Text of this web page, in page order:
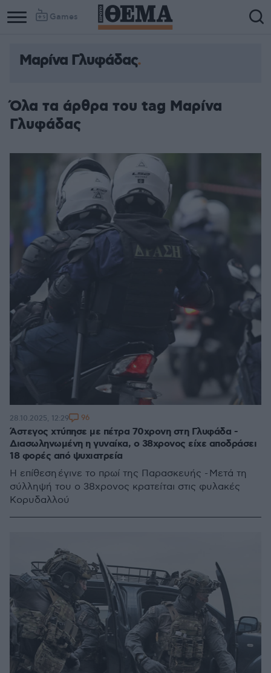
Games
Μαρίνα Γλυφάδας
Όλα τα άρθρα του tag Μαρίνα
Γλυφάδας
Άστεγος χτύπησε με πέτρα 70χρονη στη Γλυφάδα -
Διασωληνωμένη η γυναίκα, ο 38χρονος είχε αποδράσει
18 φορές από ψυχιατρεία
Η επίθεση έγινε το πρωί της Παρασκευής - Μετά τη
σύλληψή του ο 38χρονος κρατείται στις φυλακές
Κορυδαλλού
28.10.2025, 12:29 96